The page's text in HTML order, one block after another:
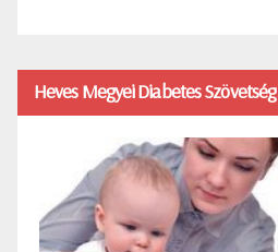
Heves Megyei Diabetes Szövetség